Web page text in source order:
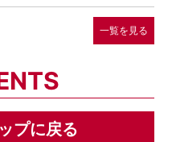
一覧を見る
プに戻る